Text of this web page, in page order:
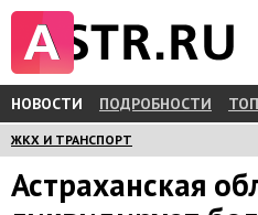
НОВОСТИ ПОДРОБНОСТИ ТОП
ЖКХ И ТРАНСПОРТ
Астраханская